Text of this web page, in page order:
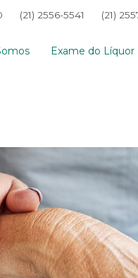
(21) 2556-5541 (21)
Exame do Líquor